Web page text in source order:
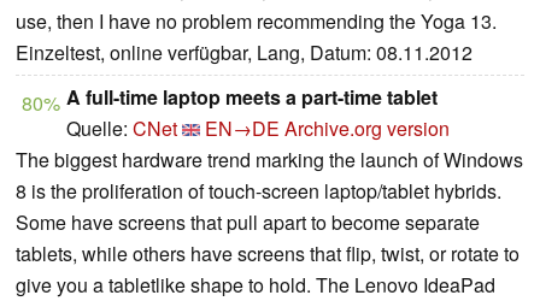
use, then I have no problem recommending the Yoga 13.
Einzeltest, online verfügbar, Lang, Datum: 08.11.2012
80% A full-time laptop meets a part-time tablet
Quelle: CNet EN→DE Archive.org version
The biggest hardware trend marking the launch of Windows
8 is the proliferation of touch-screen laptop/tablet hybrids.
Some have screens that pull apart to become separate
tablets, while others have screens that flip, twist, or rotate to
give you a tabletlike shape to hold. The Lenovo IdeaPad